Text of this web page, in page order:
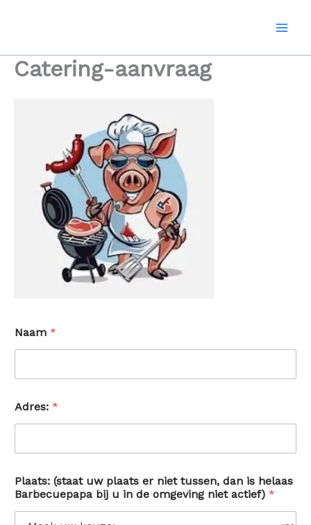
inhoud
Catering-aanvraag
Naam *
Adres: *
Plaats: (staat uw plaats er niet tussen, dan is helaas
Barbecuepapa bij u in de omgeving niet actief) *